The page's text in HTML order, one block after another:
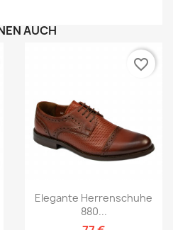
AUCH
Elegante Herrenschuhe
880...
favorite_border